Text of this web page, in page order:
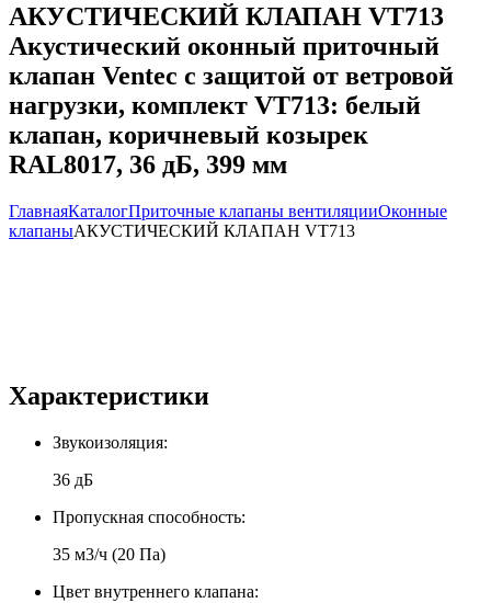
АКУСТИЧЕСКИЙ КЛАПАН VT713
Акустический оконный приточный
клапан Ventec с защитой от ветровой
нагрузки, комплект VT713: белый
клапан, коричневый козырек
RAL8017, 36 дБ, 399 мм
ГлавнаяКаталогПриточные клапаны вентиляцииОконныe
клапаныАКУСТИЧЕСКИЙ КЛАПАН VT713
Характеристики
Звукоизоляция:
36 дБ
Пропускная способность:
35 м3/ч (20 Па)
Цвет внутреннего клапана: